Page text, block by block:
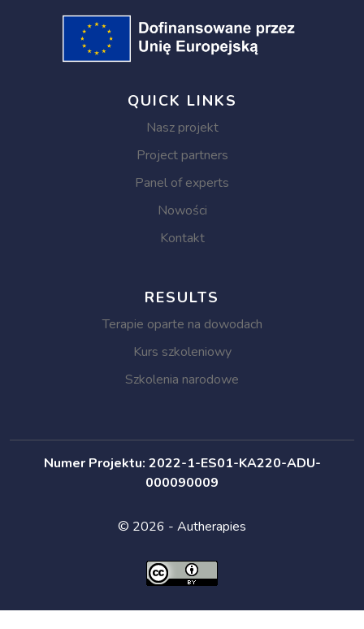
QUICK LINKS
Nasz projekt
Project partners
Panel of experts
Nowości
Kontakt
RESULTS
Terapie oparte na dowodach
Kurs szkoleniowy
Szkolenia narodowe
Numer Projektu: 2022-1-ES01-KA220-ADU-
000090009
© 2026 - Autherapies